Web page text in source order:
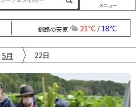
釧路の天気 21℃/18℃
5月 22日